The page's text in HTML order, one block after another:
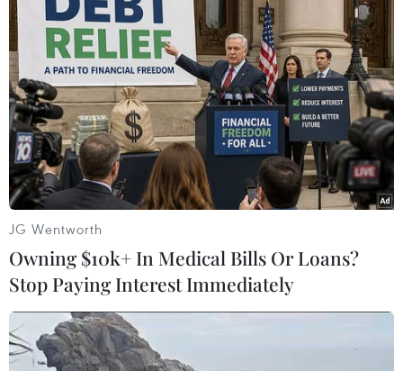
#Thủ tướng Chính phủ #Cao tốc
#VEC
#Vốn điều lệ
#Ngân sách nhà nước
Theo dõi VietnamPlus
JG Wentworth
Owning $10k+ In Medical Bills Or Loans?
Stop Paying Interest Immediately